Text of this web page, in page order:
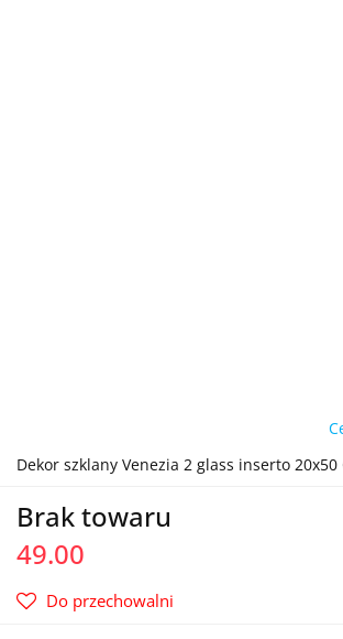
Dekor szklany Venezia 2 glass inserto 20x50
Brak towaru
49.00
Do przechowalni